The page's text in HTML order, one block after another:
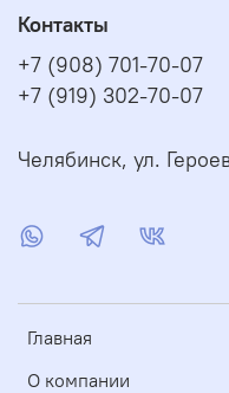
Главная
О компании
Контакты
+7 (908) 701-70-07
+7 (919) 302-70-07
Челябинск, ул.